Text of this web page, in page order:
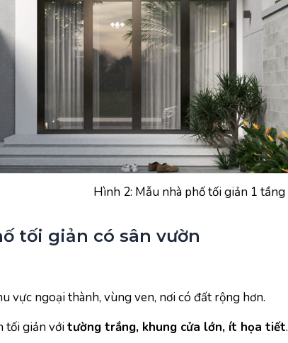
Hình 2: Mẫu nhà phố tối giản 1 tầng
tối giản có sân vườn
vực ngoại thành, vùng ven, nơi có đất rộng hơn.
tối giản vớitường trắng, khung cửa lớn, ít họa tiết.